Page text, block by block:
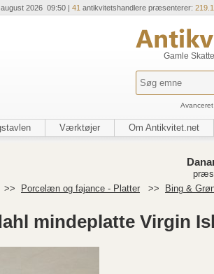
2026 09:50 | 41 antikvitetshandlere præsenterer:
Gamle
Værktøjer Om Antikvitet.net
>> Porcelæn og fajance - Platter >> Bing &
mindeplatte Virgin